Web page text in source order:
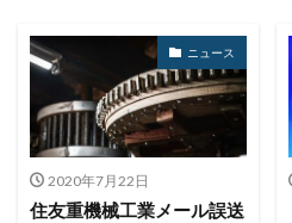
シグネチャ
システム
システムエラー
システムトラブル
システ
シャドウAI
シルバニアファ
ニュース
2020年7月22日
住友重機械工業メール誤送